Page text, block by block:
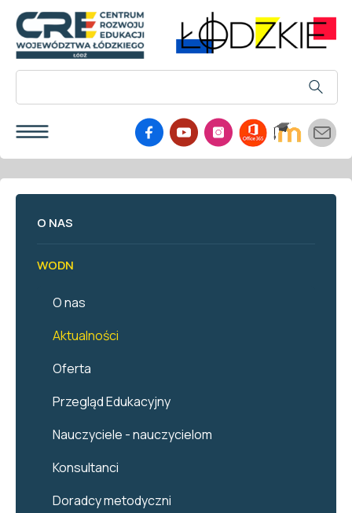
O NAS
WODN
O nas
Aktualności
Oferta
Przegląd Edukacyjny
Nauczyciele - nauczycielom
Konsultanci
Doradcy metodyczni